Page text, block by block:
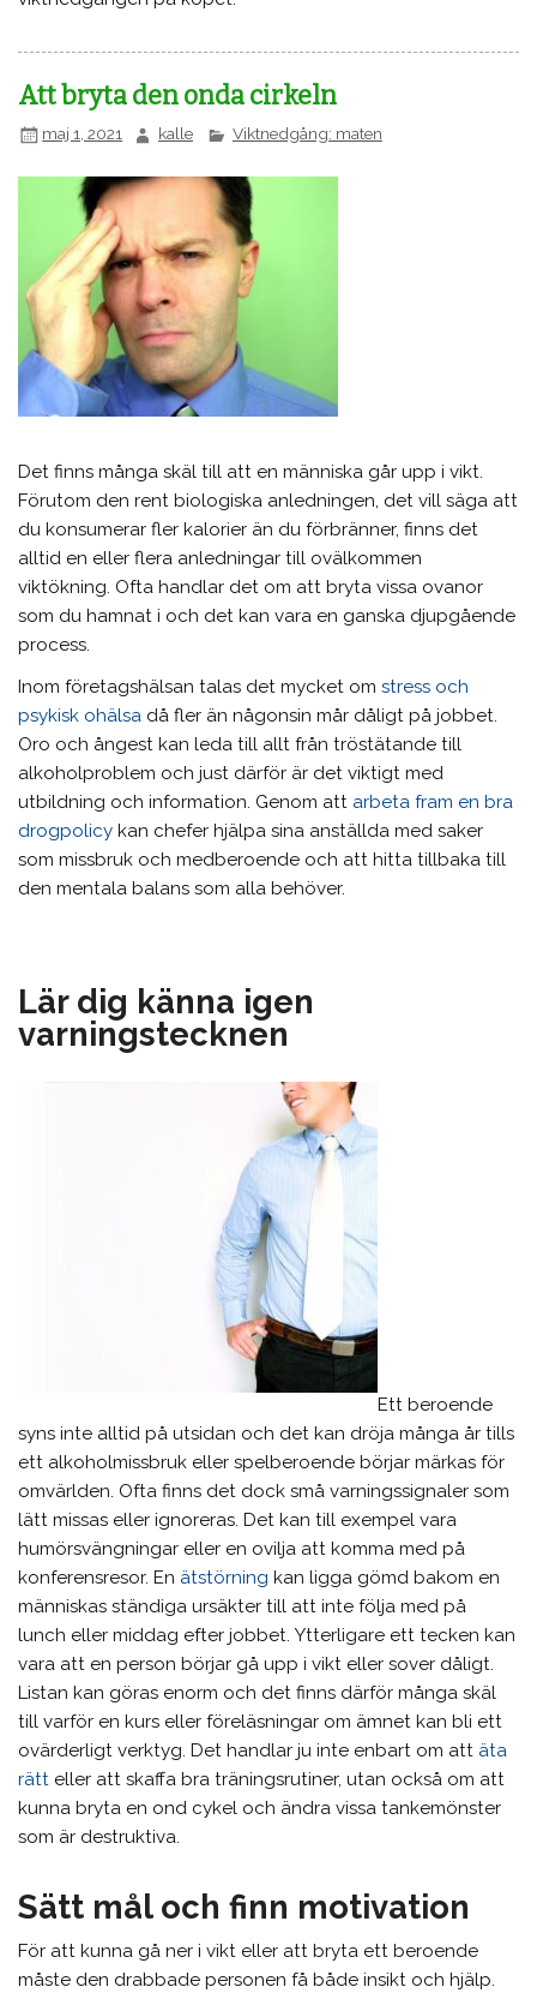
Att bryta den onda cirkeln
maj 1, 2021 kalle Viktnedgång: maten
Det finns många skäl till att en människa går upp i vikt.
Förutom den rent biologiska anledningen, det vill säga att
du konsumerar fler kalorier än du förbränner, finns det
alltid en eller flera anledningar till ovälkommen
viktökning. Ofta handlar det om att bryta vissa ovanor
som du hamnat i och det kan vara en ganska djupgående
process.
Inom företagshälsan talas det mycket omstress och
psykisk ohälsa då fler än någonsin mår dåligt på jobbet.
Oro och ångest kan leda till allt från tröstätande till
alkoholproblem och just därför är det viktigt med
utbildning och information. Genom att arbeta fram en bra
drogpolicy kan chefer hjälpa sina anställda med saker
som missbruk och medberoende och att hitta tillbaka till
den mentala balans som alla behöver.
Lär dig känna igen
varningstecknen
Ett beroende
syns inte alltid på utsidan och det kan dröja många år tills
ett alkoholmissbruk eller spelberoende börjar märkas för
omvärlden. Ofta finns det dock små varningssignaler som
lätt missas eller ignoreras. Det kan till exempel vara
humörsvängningar eller en ovilja att komma med på
konferensresor. En ätstörning kan ligga gömd bakom en
människas ständiga ursäkter till att inte följa med på
lunch eller middag efter jobbet. Ytterligare ett tecken kan
vara att en person börjar gå upp i vikt eller sover dåligt.
Listan kan göras enorm och det finns därför många skäl
till varför en kurs eller föreläsningar om ämnet kan bli ett
ovärderligt verktyg. Det handlar ju inte enbart om att äta
rätt eller att skaffa bra träningsrutiner, utan också om att
kunna bryta en ond cykel och ändra vissa tankemönster
som är destruktiva.
Sätt mål och finn motivation
För att kunna gå ner i vikt eller att bryta ett beroende
måste den drabbade personen få både insikt och hjälp.